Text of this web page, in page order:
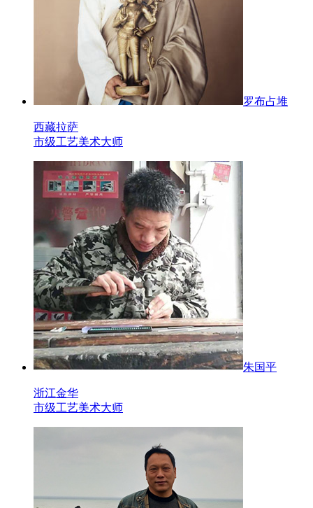
罗布占堆
西藏拉萨
市级工艺美术大师
朱国平
浙江金华
市级工艺美术大师